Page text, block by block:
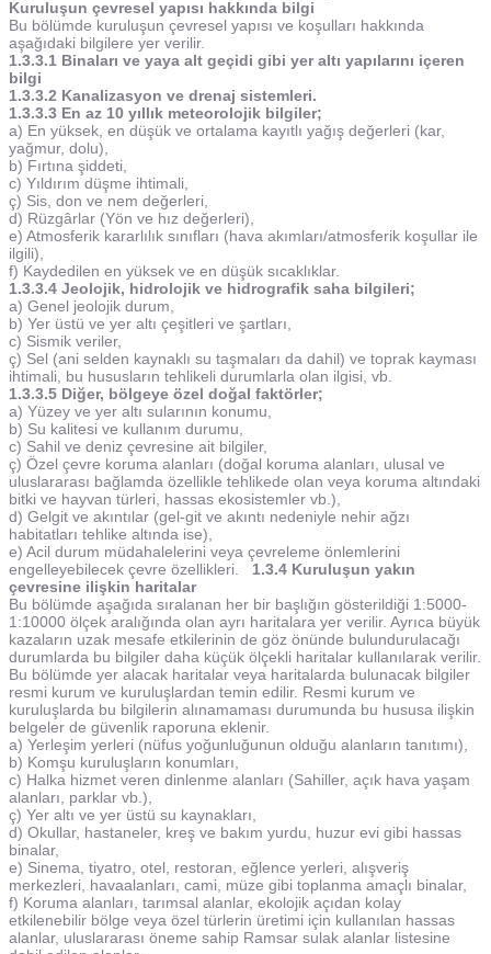
Kuruluşun çevresel yapısı hakkında bilgi
Bu bölümde kuruluşun çevresel yapısı ve koşulları hakkında
aşağıdaki bilgilere yer verilir.
1.3.3.1 Binaları ve yaya alt geçidi gibi yer altı yapılarını içeren
bilgi
1.3.3.2 Kanalizasyon ve drenaj sistemleri.
1.3.3.3 En az 10 yıllık meteorolojik bilgiler;
a) En yüksek, en düşük ve ortalama kayıtlı yağış değerleri (kar,
yağmur, dolu),
b) Fırtına şiddeti,
c) Yıldırım düşme ihtimali,
ç) Sis, don ve nem değerleri,
d) Rüzgârlar (Yön ve hız değerleri),
e) Atmosferik kararlılık sınıfları (hava akımları/atmosferik koşullar ile
ilgili),
f) Kaydedilen en yüksek ve en düşük sıcaklıklar.
1.3.3.4 Jeolojik, hidrolojik ve hidrografik saha bilgileri;
a) Genel jeolojik durum,
b) Yer üstü ve yer altı çeşitleri ve şartları,
c) Sismik veriler,
ç) Sel (ani selden kaynaklı su taşmaları da dahil) ve toprak kayması
ihtimali, bu hususların tehlikeli durumlarla olan ilgisi, vb.
1.3.3.5 Diğer, bölgeye özel doğal faktörler;
a) Yüzey ve yer altı sularının konumu,
b) Su kalitesi ve kullanım durumu,
c) Sahil ve deniz çevresine ait bilgiler,
ç) Özel çevre koruma alanları (doğal koruma alanları, ulusal ve
uluslararası bağlamda özellikle tehlikede olan veya koruma altındaki
bitki ve hayvan türleri, hassas ekosistemler vb.),
d) Gelgit ve akıntılar (gel-git ve akıntı nedeniyle nehir ağzı
habitatları tehlike altında ise),
e) Acil durum müdahalelerini veya çevreleme önlemlerini
engelleyebilecek çevre özellikleri. 1.3.4 Kuruluşun yakın
çevresine ilişkin haritalar
Bu bölümde aşağıda sıralanan her bir başlığın gösterildiği 1:5000-
1:10000 ölçek aralığında olan ayrı haritalara yer verilir. Ayrıca büyük
kazaların uzak mesafe etkilerinin de göz önünde bulundurulacağı
durumlarda bu bilgiler daha küçük ölçekli haritalar kullanılarak verilir.
Bu bölümde yer alacak haritalar veya haritalarda bulunacak bilgiler
resmi kurum ve kuruluşlardan temin edilir. Resmi kurum ve
kuruluşlarda bu bilgilerin alınamaması durumunda bu hususa ilişkin
belgeler de güvenlik raporuna eklenir.
a) Yerleşim yerleri (nüfus yoğunluğunun olduğu alanların tanıtımı),
b) Komşu kuruluşların konumları,
c) Halka hizmet veren dinlenme alanları (Sahiller, açık hava yaşam
alanları, parklar vb.),
ç) Yer altı ve yer üstü su kaynakları,
d) Okullar, hastaneler, kreş ve bakım yurdu, huzur evi gibi hassas
binalar,
e) Sinema, tiyatro, otel, restoran, eğlence yerleri, alışveriş
merkezleri, havaalanları, cami, müze gibi toplanma amaçlı binalar,
f) Koruma alanları, tarımsal alanlar, ekolojik açıdan kolay
etkilenebilir bölge veya özel türlerin üretimi için kullanılan hassas
alanlar, uluslararası öneme sahip Ramsar sulak alanlar listesine